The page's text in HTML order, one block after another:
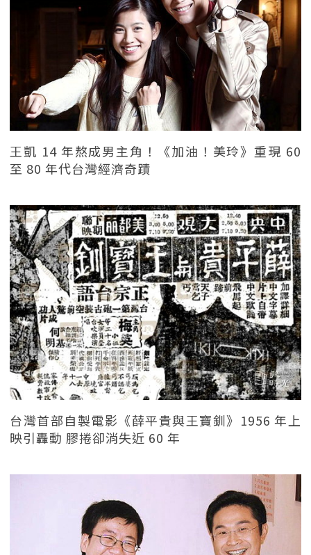
王凱 14 年熬成男主角！《加油！美玲》重現 60
至 80 年代台灣經濟奇蹟
台灣首部自製電影《薛平貴與王寶釧》1956 年上
映引轟動 膠捲卻消失近 60 年